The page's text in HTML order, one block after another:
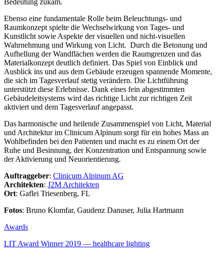
Bedeutung zukam.
Ebenso eine fundamentale Rolle beim Beleuchtungs- und
Raumkonzept spielte die Wechselwirkung von Tages- und
Kunstlicht sowie Aspekte der visuellen und nicht-visuellen
Wahrnehmung und Wirkung von Licht. Durch die Betonung und
Aufhellung der Wandflächen werden die Raumgrenzen und das
Materialkonzept deutlich definiert. Das Spiel von Einblick und
Ausblick ins und aus dem Gebäude erzeugen spannende Momente,
die sich im Tagesverlauf stetig verändern. Die Lichtführung
unterstützt diese Erlebnisse. Dank eines fein abgestimmten
Gebäudeleitsystems wird das richtige Licht zur richtigen Zeit
aktiviert und dem Tagesverlauf angepasst.
Das harmonische und heilende Zusammenspiel von Licht, Material
und Architektur im Clinicum Alpinum sorgt für ein hohes Mass an
Wohlbefinden bei den Patienten und macht es zu einem Ort der
Ruhe und Besinnung, der Konzentration und Entspannung sowie
der Aktivierung und Neuorientierung.
Auftraggeber: Clinicum Alpinum AG
Architekten: J2M Architekten
Ort: Gaflei Triesenberg, FL
Fotos: Bruno Klomfar, Gaudenz Danuser, Julia Hartmann
Awards
LIT Award Winner 2019 — healthcare lighting